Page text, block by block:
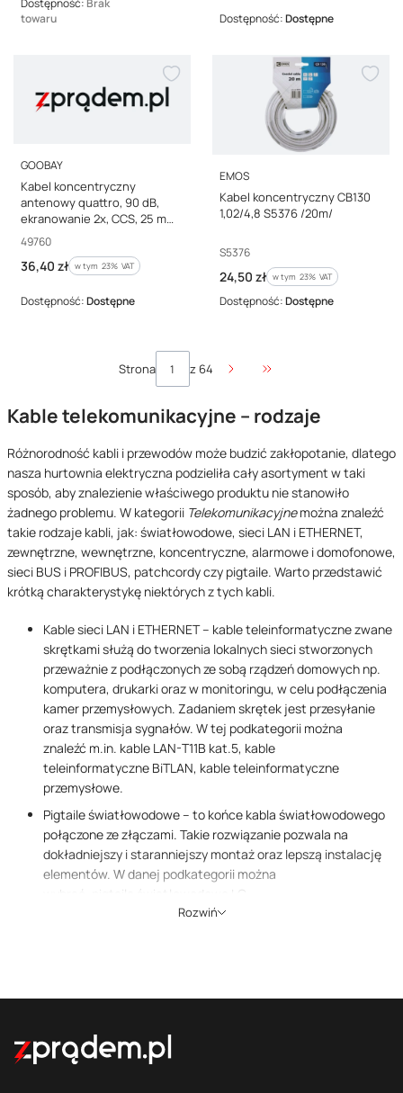
towaru
Dostępność:Dostępne
PRODUCENT
GOOBAY
Kabel koncentryczny
antenowy quattro, 90 dB,
ekranowanie 2x, CCS, 25 m
49760
Kod producenta
49760
Cena brutto
36,40 zł w tym %s VAT
w tym 23% VAT
Dostępność:Dostępne
PRODUCENT
EMOS
Kabel koncentryczny CB130
1,02/4,8 S5376 /20m/
Kod producenta
S5376
Cena brutto
24,50 zł w tym %s VAT
w tym 23% VAT
Dostępność:Dostępne
Strona z 64
Przejdź do ostatniej
Kable telekomunikacyjne – rodzaje
Różnorodność kabli i przewodów może budzić zakłopotanie, dlatego
nasza hurtownia elektryczna podzieliła cały asortyment w taki
sposób, aby znalezienie właściwego produktu nie stanowiło
żadnego problemu. W kategorii Telekomunikacyjnemożna znaleźć
takie rodzaje kabli, jak: światłowodowe, sieci LAN i ETHERNET,
zewnętrzne, wewnętrzne, koncentryczne, alarmowe i domofonowe,
sieci BUS i PROFIBUS, patchcordy czy pigtaile. Warto przedstawić
krótką charakterystykę niektórych z tych kabli.
Kable sieci LAN i ETHERNET – kable teleinformatyczne zwane
skrętkami służą do tworzenia lokalnych sieci stworzonych
przeważnie z podłączonych ze sobą rządzeń domowych np.
komputera, drukarki oraz w monitoringu, w celu podłączenia
kamer przemysłowych. Zadaniem skrętek jest przesyłanie
oraz transmisja sygnałów. W tej podkategorii można
znaleźć m.in. kable LAN-T11B kat.5, kable
teleinformatyczne BiTLAN, kable teleinformatyczne
przemysłowe.
Pigtaile światłowodowe – to końce kabla światłowodowego
połączone ze złączami. Takie rozwiązanie pozwala na
dokładniejszy i staranniejszy montaż oraz lepszą instalację
elementów. W danej podkategorii można
wybrać: pigtaile światłowodowe LC
oraz pigtaile światłowodowe SC.
kable służące od instalacji domofonów po tworzenie sieci lokalnych.
Pomimo tak dużego zróżnicowania posiadają cechy wspólne, jakimi
Rozwiń